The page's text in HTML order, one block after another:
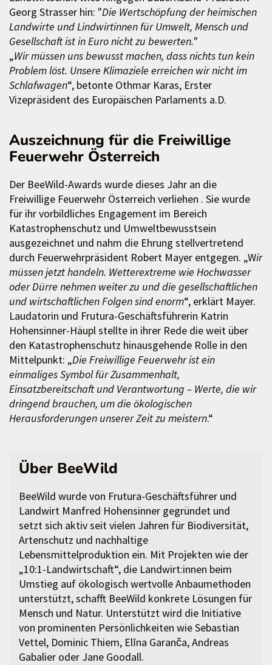
Georg Strasser hin: "Die Wertschöpfung der heimischen
Landwirte und Lindwirtinnen für Umwelt, Mensch und
Gesellschaft ist in Euro nicht zu bewerten."
„Wir müssen uns bewusst machen, dass nichts tun kein
Problem löst. Unsere Klimaziele erreichen wir nicht im
Schlafwagen“, betonte Othmar Karas, Erster
Vizepräsident des Europäischen Parlaments a.D.
Auszeichnung für die Freiwillige
Feuerwehr Österreich
Der BeeWild-Awards wurde dieses Jahr an die
Freiwillige Feuerwehr Österreich verliehen . Sie wurde
für ihr vorbildliches Engagement im Bereich
Katastrophenschutz und Umweltbewusstsein
ausgezeichnet und nahm die Ehrung stellvertretend
durch Feuerwehrpräsident Robert Mayer entgegen. „Wir
müssen jetzt handeln. Wetterextreme wie Hochwasser
oder Dürre nehmen weiter zu und die gesellschaftlichen
und wirtschaftlichen Folgen sind enorm“, erklärt Mayer.
Laudatorin und Frutura-Geschäftsführerin Katrin
Hohensinner-Häupl stellte in ihrer Rede die weit über
den Katastrophenschutz hinausgehende Rolle in den
Mittelpunkt: „Die Freiwillige Feuerwehr ist ein
einmaliges Symbol für Zusammenhalt,
Einsatzbereitschaft und Verantwortung – Werte, die wir
dringend brauchen, um die ökologischen
Herausforderungen unserer Zeit zu meistern.“
Über BeeWild
BeeWild wurde von Frutura-Geschäftsführer und
Landwirt Manfred Hohensinner gegründet und
setzt sich aktiv seit vielen Jahren für Biodiversität,
Artenschutz und nachhaltige
Lebensmittelproduktion ein. Mit Projekten wie der
„10:1-Landwirtschaft“, die Landwirt:innen beim
Umstieg auf ökologisch wertvolle Anbaumethoden
unterstützt, schafft BeeWild konkrete Lösungen für
Mensch und Natur. Unterstützt wird die Initiative
von prominenten Persönlichkeiten wie Sebastian
Vettel, Dominic Thiem, Elīna Garanča, Andreas
Gabalier oder Jane Goodall.